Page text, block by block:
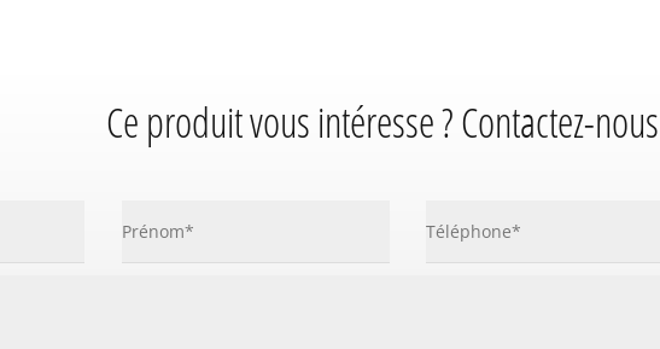
Ce produit vous intéresse ? Contactez-